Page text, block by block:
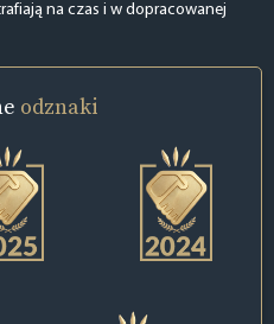
na czas i w dopracowanej
odznaki